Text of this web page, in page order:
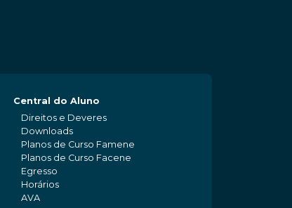
Central do Aluno
Direitos e Deveres
Downloads
Planos de Curso Famene
Planos de Curso Facene
Egresso
Horários
AVA